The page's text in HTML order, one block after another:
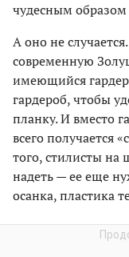
чудесным образом
А оно не
современную
имеющийся
гардероб, чтобы
планку. И вместо
всего получается
того, стилисты на
надеть — ее еще
осанка, пластика